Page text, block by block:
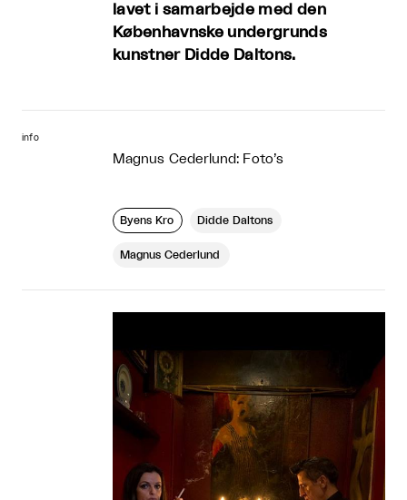
lavet i samarbejde med den
Københavnske undergrunds
kunstner Didde Daltons.
info
Magnus Cederlund: Foto’s
Byens Kro Didde Daltons
Magnus Cederlund